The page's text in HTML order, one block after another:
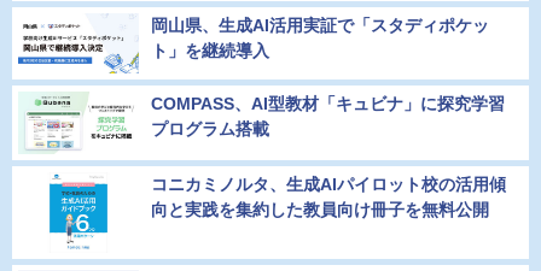
岡山県、生成AI活用実証で「スタディポケッ
ト」を継続導入
COMPASS、AI型教材「キュビナ」に探究学習
プログラム搭載
コニカミノルタ、生成AIパイロット校の活用傾
向と実践を集約した教員向け冊子を無料公開